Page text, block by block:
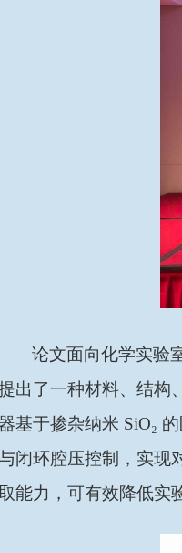
论文面向化学实验
出了一种材料、结构
基于掺杂纳米 SiO₂
闭环腔压控制，实现
能力，可有效降低实